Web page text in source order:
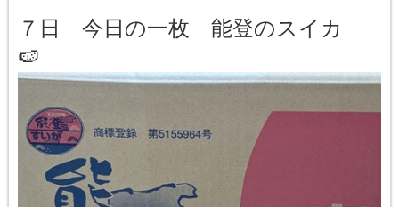
７日 今日の一枚 能登のスイカ
🍉